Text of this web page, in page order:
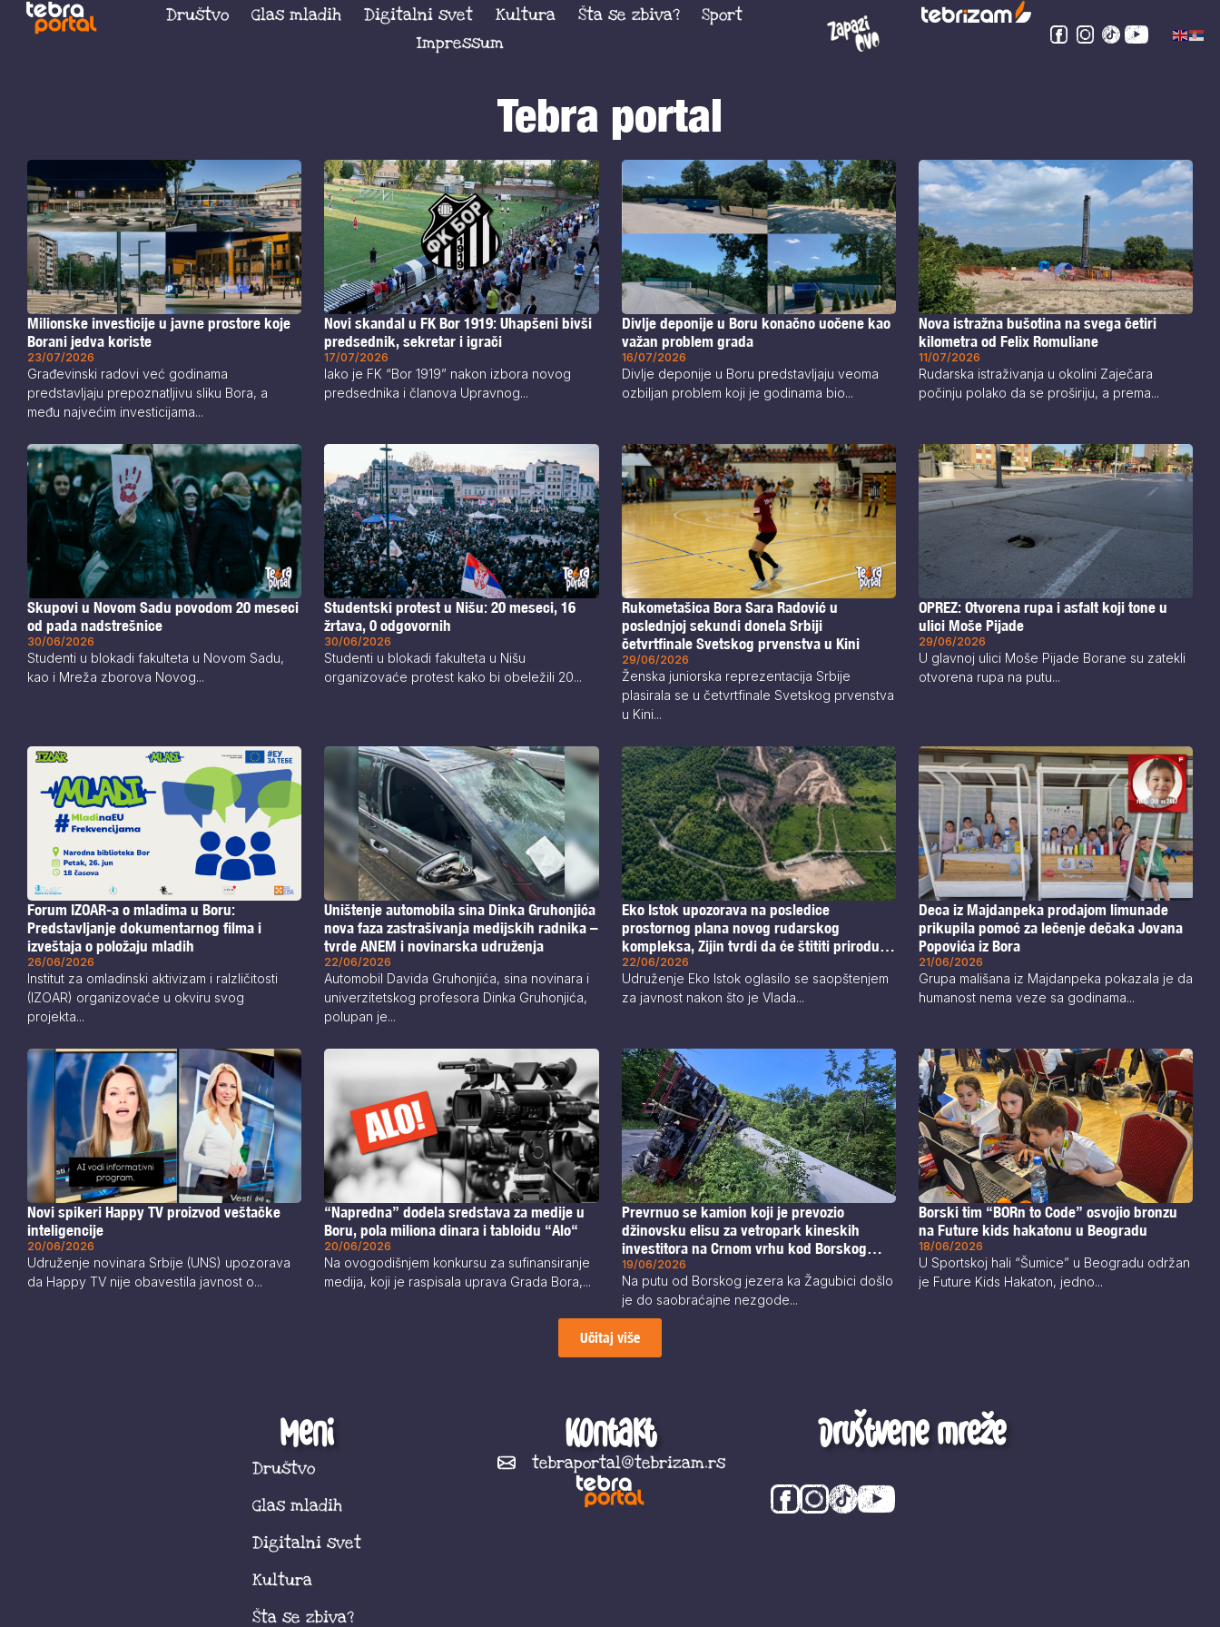
Društvo Glas mladih Digitalni svet Kultura Šta se zbiva?
Sport
Impressum
Tebra portal
Milionske investicije u javne prostore koje
Borani jedva koriste
23/07/2026
Građevinski radovi već godinama
predstavljaju prepoznatljivu sliku Bora, a
među najvećim investicijama...
Novi skandal u FK Bor 1919: Uhapšeni bivši
predsednik, sekretar i igrači
17/07/2026
Iako je FK “Bor 1919” nakon izbora novog
predsednika i članova Upravnog...
Divlje deponije u Boru konačno uočene kao
važan problem grada
16/07/2026
Divlje deponije u Boru predstavljaju veoma
ozbiljan problem koji je godinama bio...
Nova istražna bušotina na svega četiri
kilometra od Felix Romuliane
11/07/2026
Rudarska istraživanja u okolini Zaječara
počinju polako da se proširiju, a prema...
Skupovi u Novom Sadu povodom 20 meseci
od pada nadstrešnice
30/06/2026
Studenti u blokadi fakulteta u Novom Sadu,
kao i Mreža zborova Novog...
Studentski protest u Nišu: 20 meseci, 16
žrtava, 0 odgovornih
30/06/2026
Studenti u blokadi fakulteta u Nišu
organizovaće protest kako bi obeležili 20...
Rukometašica Bora Sara Radović u
poslednjoj sekundi donela Srbiji
četvrtfinale Svetskog prvenstva u Kini
29/06/2026
Ženska juniorska reprezentacija Srbije
plasirala se u četvrtfinale Svetskog prvenstva
u Kini...
OPREZ: Otvorena rupa i asfalt koji tone u
ulici Moše Pijade
29/06/2026
U glavnoj ulici Moše Pijade Borane su zatekli
otvorena rupa na putu...
Forum IZOAR-a o mladima u Boru:
Predstavljanje dokumentarnog filma i
izveštaja o položaju mladih
26/06/2026
Institut za omladinski aktivizam i ralzličitosti
(IZOAR) organizovaće u okviru svog
projekta...
Uništenje automobila sina Dinka Gruhonjića
nova faza zastrašivanja medijskih radnika –
tvrde ANEM i novinarska udruženja
22/06/2026
Automobil Davida Gruhonjića, sina novinara i
univerzitetskog profesora Dinka Gruhonjića,
polupan je...
Eko Istok upozorava na posledice
prostornog plana novog rudarskog
kompleksa, Zijin tvrdi da će štititi prirodu i
kulturno nasleđe
22/06/2026
Udruženje Eko Istok oglasilo se saopštenjem
za javnost nakon što je Vlada...
Deca iz Majdanpeka prodajom limunade
prikupila pomoć za lečenje dečaka Jovana
Popovića iz Bora
21/06/2026
Grupa mališana iz Majdanpeka pokazala je da
humanost nema veze sa godinama...
Novi spikeri Happy TV proizvod veštačke
inteligencije
20/06/2026
Udruženje novinara Srbije (UNS) upozorava
da Happy TV nije obavestila javnost o...
“Napredna” dodela sredstava za medije u
Boru, pola miliona dinara i tabloidu “Alo“
20/06/2026
Na ovogodišnjem konkursu za sufinansiranje
medija, koji je raspisala uprava Grada Bora,...
Prevrnuo se kamion koji je prevozio
džinovsku elisu za vetropark kineskih
investitora na Crnom vrhu kod Borskog
jezera
19/06/2026
Na putu od Borskog jezera ka Žagubici došlo
je do saobraćajne nezgode...
Borski tim “BORn to Code” osvojio bronzu
na Future kids hakatonu u Beogradu
18/06/2026
U Sportskoj hali “Šumice” u Beogradu održan
je Future Kids Hakaton, jedno...
Učitaj više
Meni
Društvo
Glas mladih
Digitalni svet
Kultura
Šta se zbiva?
Kontakt
tebraportal@tebrizam.rs
Društvene mreže